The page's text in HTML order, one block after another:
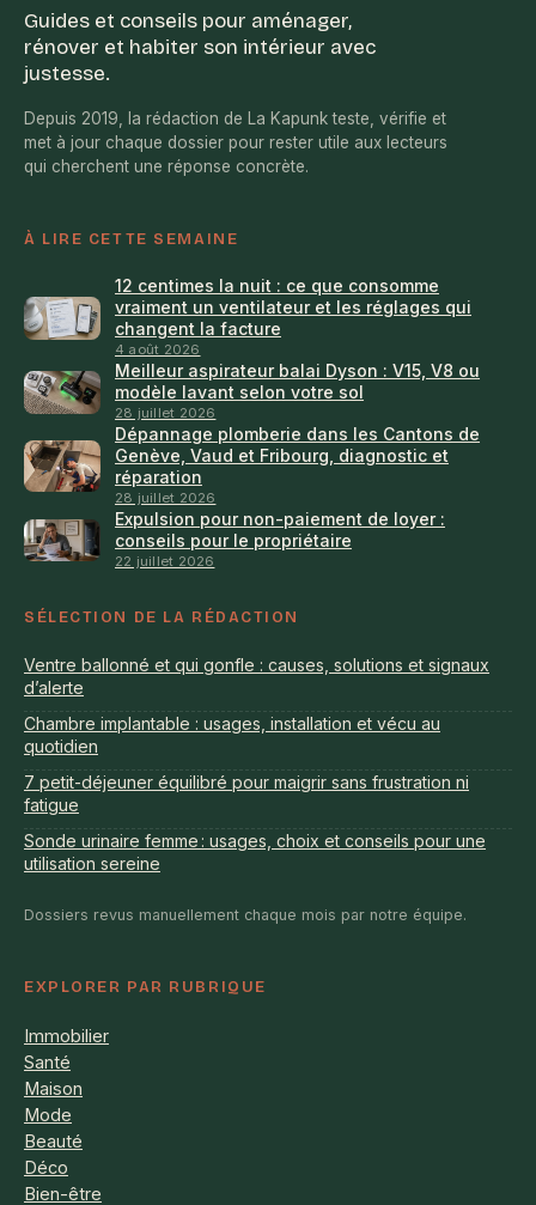
Guides et conseils pour aménager,
rénover et habiter son intérieur avec
justesse.
Depuis 2019, la rédaction de La Kapunk teste, vérifie et
met à jour chaque dossier pour rester utile aux lecteurs
qui cherchent une réponse concrète.
À LIRE CETTE SEMAINE
12 centimes la nuit : ce que consomme
vraiment un ventilateur et les réglages qui
changent la facture
4 août 2026
Meilleur aspirateur balai Dyson : V15, V8 ou
modèle lavant selon votre sol
28 juillet 2026
Dépannage plomberie dans les Cantons de
Genève, Vaud et Fribourg, diagnostic et
réparation
28 juillet 2026
Expulsion pour non-paiement de loyer :
conseils pour le propriétaire
22 juillet 2026
SÉLECTION DE LA RÉDACTION
Ventre ballonné et qui gonfle : causes, solutions et signaux
d’alerte
Chambre implantable : usages, installation et vécu au
quotidien
7 petit-déjeuner équilibré pour maigrir sans frustration ni
fatigue
Sonde urinaire femme : usages, choix et conseils pour une
utilisation sereine
Dossiers revus manuellement chaque mois par notre équipe.
EXPLORER PAR RUBRIQUE
Immobilier
Santé
Maison
Mode
Beauté
Déco
Bien-être